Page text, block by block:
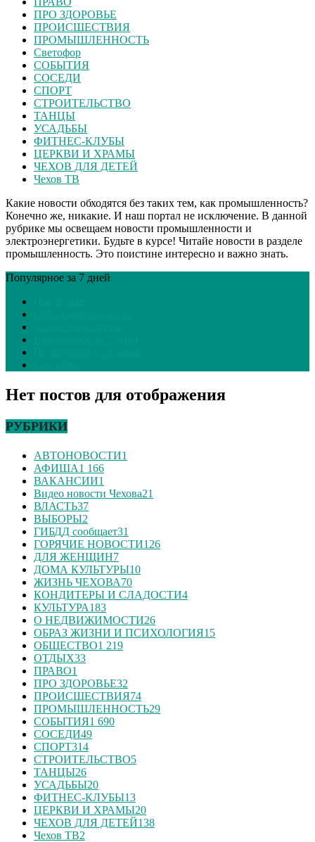
ПРО ЗДОРОВЬЕ
ПРОИСШЕСТВИЯ
ПРОМЫШЛЕННОСТЬ
Светофор
СОБЫТИЯ
СОСЕДИ
СПОРТ
СТРОИТЕЛЬСТВО
ТАНЦЫ
УСАДЬБЫ
ФИТНЕС-КЛУБЫ
ЦЕРКВИ И ХРАМЫ
ЧЕХОВ ДЛЯ ДЕТЕЙ
Чехов ТВ
Какие новости обходятся без таких тем, как промышленность?
Конечно же, никакие. И наш портал не исключение. В данной
рубрике мы освещаем новости промышленности и
электроэнергетики. Будьте в курсе! Читайе новости в разделе
промышленность. Это поистине интересно и важно знать.
Популярное за 7 дней
Нет постов для отображения
РУБРИКИ
АВТОНОВОСТИ1
АФИША1 166
ВАКАНСИИ1
Видео новости Чехова21
ВЛАСТЬ37
ВЫБОРЫ2
ГИБДД сообщает31
ГОРЯЧИЕ НОВОСТИ126
ДЛЯ ЖЕНЩИН7
ДОМА КУЛЬТУРЫ10
ЖИЗНЬ ЧЕХОВА70
КОНДИТЕРЫ И СЛАДОСТИ4
КУЛЬТУРА183
О НЕДВИЖИМОСТИ26
ОБРАЗ ЖИЗНИ И ПСИХОЛОГИЯ15
ОБЩЕСТВО1 219
ОТДЫХ33
ПРАВО1
ПРО ЗДОРОВЬЕ32
ПРОИСШЕСТВИЯ74
ПРОМЫШЛЕННОСТЬ29
СОБЫТИЯ1 690
СОСЕДИ49
СПОРТ314
СТРОИТЕЛЬСТВО5
ТАНЦЫ26
УСАДЬБЫ20
ФИТНЕС-КЛУБЫ13
ЦЕРКВИ И ХРАМЫ20
ЧЕХОВ ДЛЯ ДЕТЕЙ138
Чехов ТВ2